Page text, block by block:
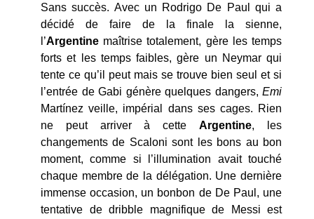
Sans succès. Avec un Rodrigo De Paul qui a
décidé de faire de la finale la sienne,
l’Argentine maîtrise totalement, gère les temps
forts et les temps faibles, gère un Neymar qui
tente ce qu’il peut mais se trouve bien seul et si
l’entrée de Gabi génère quelques dangers, Emi
Martínez veille, impérial dans ses cages. Rien
ne peut arriver à cetteArgentine, les
changements de Scaloni sont les bons au bon
moment, comme si l’illumination avait touché
chaque membre de la délégation. Une dernière
immense occasion, un bonbon de De Paul, une
tentative de dribble magnifique de Messi est